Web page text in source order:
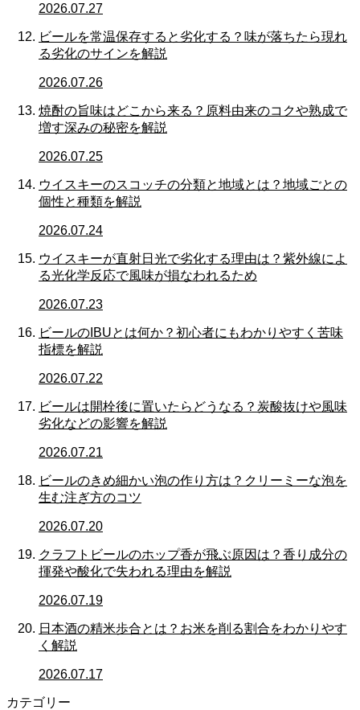
2026.07.27
ビールを常温保存すると劣化する？味が落ちたら現れ
る劣化のサインを解説
2026.07.26
焼酎の旨味はどこから来る？原料由来のコクや熟成で
増す深みの秘密を解説
2026.07.25
ウイスキーのスコッチの分類と地域とは？地域ごとの
個性と種類を解説
2026.07.24
ウイスキーが直射日光で劣化する理由は？紫外線によ
る光化学反応で風味が損なわれるため
2026.07.23
ビールのIBUとは何か？初心者にもわかりやすく苦味
指標を解説
2026.07.22
ビールは開栓後に置いたらどうなる？炭酸抜けや風味
劣化などの影響を解説
2026.07.21
ビールのきめ細かい泡の作り方は？クリーミーな泡を
生む注ぎ方のコツ
2026.07.20
クラフトビールのホップ香が飛ぶ原因は？香り成分の
揮発や酸化で失われる理由を解説
2026.07.19
日本酒の精米歩合とは？お米を削る割合をわかりやす
く解説
2026.07.17
カテゴリー